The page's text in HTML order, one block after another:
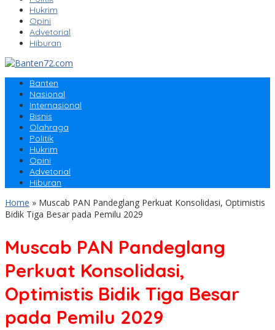
Hukrim
Opini
Advetorial
Hiburan
Banten
Nasional
Internasional
Bisnis
Olahraga
Politik
Hukrim
Opini
Advetorial
Hiburan
Home » Muscab PAN Pandeglang Perkuat Konsolidasi, Optimistis
Bidik Tiga Besar pada Pemilu 2029
Muscab PAN Pandeglang
Perkuat Konsolidasi,
Optimistis Bidik Tiga Besar
pada Pemilu 2029